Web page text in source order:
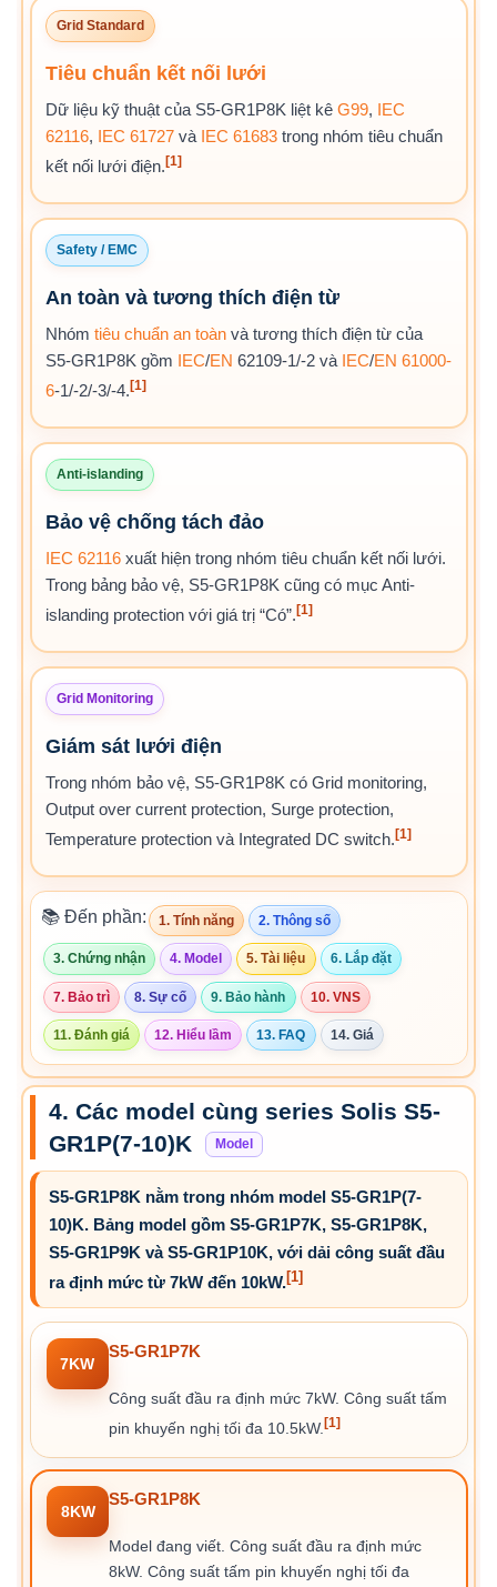
Grid Standard
Tiêu chuẩn kết nối lưới
Dữ liệu kỹ thuật của S5-GR1P8K liệt kê G99,
IEC
62116, IEC 61727 và IEC 61683 trong nhóm tiêu chuẩn
kết nối lưới điện. [1]
Safety / EMC
An toàn và tương thích điện từ
Nhóm tiêu chuẩn an toàn và tương thích điện từ của
S5-GR1P8K gồm
IEC/EN 62109-1/-2 và IEC/EN 61000-
6-1/-2/-3/-4. [1]
Anti-islanding
Bảo vệ chống tách đảo
IEC 62116 xuất hiện trong nhóm tiêu chuẩn kết nối lưới.
Trong bảng bảo vệ, S5-GR1P8K cũng có mục Anti-
islanding protection với giá trị “Có”.[1]
Grid Monitoring
Giám sát lưới điện
Trong nhóm bảo vệ, S5-GR1P8K có Grid monitoring,
Output over current protection, Surge protection,
Temperature protection và Integrated DC switch.[1]
📚 Đến phần: 1. Tính năng 2. Thông số
3. Chứng nhận 4. Model 5. Tài liệu 6. Lắp đặt
7. Bảo trì 8. Sự cố 9. Bảo hành 10. VNS
11. Đánh giá 12. Hiểu lầm 13. FAQ 14. Giá
4. Các model cùng series Solis S5-
GR1P(7-10)K
Model
S5-GR1P8K nằm trong nhóm model S5-GR1P(7-
10)K. Bảng model gồm S5-GR1P7K, S5-GR1P8K,
S5-GR1P9K và S5-GR1P10K, với dải công suất đầu
ra định mức từ 7kW đến 10kW.[1]
7KW
S5-GR1P7K
Công suất đầu ra định mức 7kW. Công suất tấm
pin khuyến nghị tối đa 10.5kW. [1]
8KW
S5-GR1P8K
Model đang viết. Công suất đầu ra định mức
8kW. Công suất tấm pin khuyến nghị tối đa